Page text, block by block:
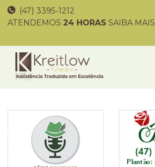
(47) 3395-1212
ATENDEMOS 24 HORAS SAIBA MAIS